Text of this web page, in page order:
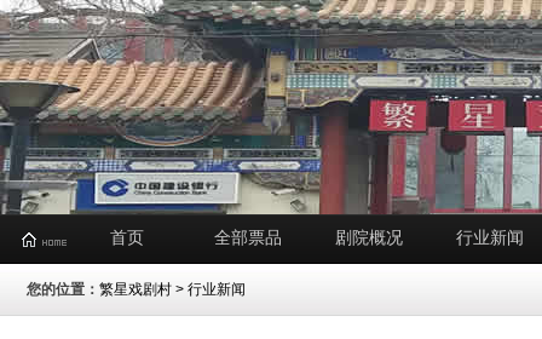
首页 全部票品 剧院概况 行业新闻
您的位置： 繁星戏剧村 > 行业新闻